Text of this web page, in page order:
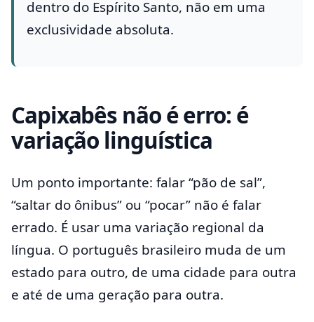
dentro do Espírito Santo, não em uma
exclusividade absoluta.
Capixabês não é erro: é
variação linguística
Um ponto importante: falar “pão de sal”,
“saltar do ônibus” ou “pocar” não é falar
errado. É usar uma variação regional da
língua. O português brasileiro muda de um
estado para outro, de uma cidade para outra
e até de uma geração para outra.